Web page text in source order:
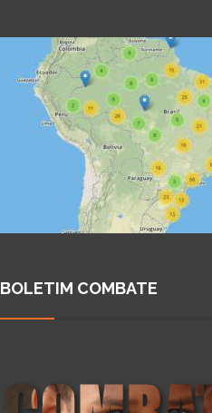
BOLETIM COMBATE